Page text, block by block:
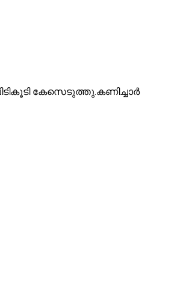
കേസെടുത്തു.കണിച്ചാർ